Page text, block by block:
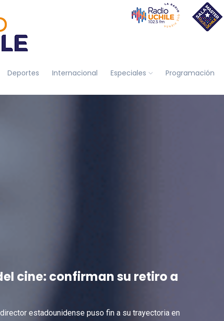
Deportes Internacional Especiales Programación
cine: confirman su retiro a
estadounidense puso fin a su trayectoria en